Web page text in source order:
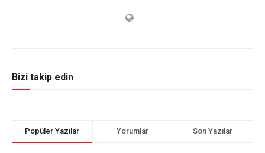
Bizi takip edin
Popüler Yazılar Yorumlar Son Yazılar